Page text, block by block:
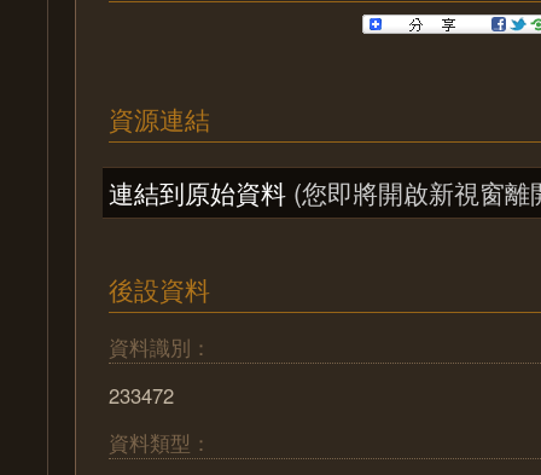
資源連結
連結到原始資料 (您即將開啟新視窗離
後設資料
資料識別：
233472
資料類型：